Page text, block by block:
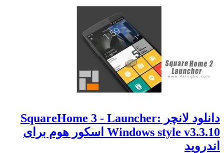
دانلود لانچر SquareHome 3 - Launcher:
Windows style v3.3.10 اسکور هوم برای
اندروید